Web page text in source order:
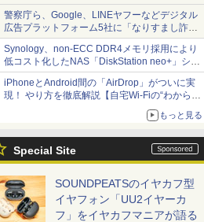
ードバイクにちょうどいい【ぼっち・ざ・ろー
ど！その14】【空いた時間でなにしてる？】
警察庁ら、Google、LINEヤフーなどデジタル
広告プラットフォーム5社に「なりすまし詐欺
広告」対策強化を要請 著名人の写真や映像を
使った投資詐欺などへの対策として
Synology、non-ECC DDR4メモリ採用により
低コスト化したNAS「DiskStation neo+」シリ
ーズ 予算を抑えて導入でき、ECCメモリへの
アップグレードも可能
iPhoneとAndroid間の「AirDrop」がついに実
現！ やり方を徹底解説【自宅Wi-Fiの“わからな
もっと見る
Special Site
SOUNDPEATSのイヤカフ型
イヤフォン「UU2イヤーカ
フ」をイヤカフマニアが語る